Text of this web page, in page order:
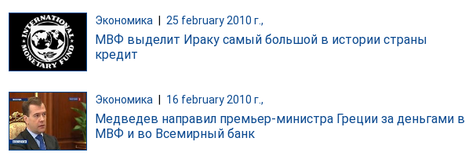
Экономика 25 february 2010 г.,
МВФ выделит Ираку самый большой в истории страны
кредит
Экономика | 16 february 2010 г.,
Медведев направил премьер-министра Греции за деньгами в
МВФ и во Всемирный банк